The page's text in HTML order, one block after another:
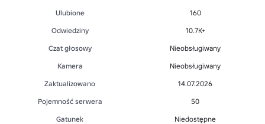
Ulubione
160
Odwiedziny
10.7K+
Czat głosowy
Nieobsługiwany
Kamera
Nieobsługiwany
Zaktualizowano
14.07.2026
Pojemność serwera
50
Gatunek
Niedostępne